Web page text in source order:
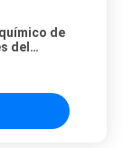
de
del